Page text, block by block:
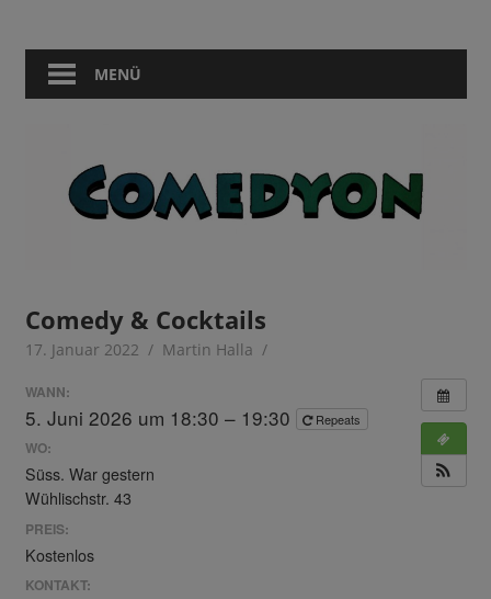
springen
Comedyon
Berlin
MENÜ
Comedy & Cocktails
17. Januar 2022 Martin Halla
WANN:
5. Juni 2026 um 18:30 – 19:30 Repeats
WO:
Süss. War gestern
Wühlischstr. 43
PREIS:
Kostenlos
KONTAKT: